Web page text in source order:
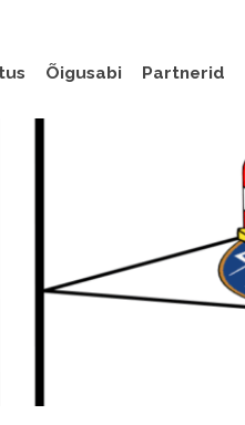
Õigusabi Partnerid